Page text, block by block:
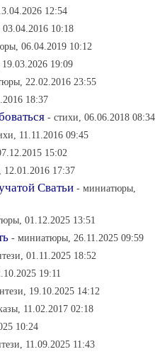
12:54
10:18
06.04.2019 10:12
19:09
22.02.2016 23:55
18:37
- стихи, 06.06.2018 08:34
11.11.2016 09:45
15:02
12.01.2016 17:37
Сватьи - миниатюры,
01.12.2025 13:51
- миниатюры, 26.11.2025 09:59
01.11.2025 18:52
19:11
19.10.2025 14:12
11.02.2017 02:18
10:24
11.09.2025 11:43